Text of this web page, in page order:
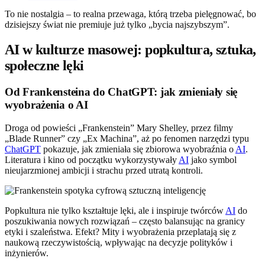
To nie nostalgia – to realna przewaga, którą trzeba pielęgnować, bo
dzisiejszy świat nie premiuje już tylko „bycia najszybszym”.
AI w kulturze masowej: popkultura, sztuka,
społeczne lęki
Od Frankensteina do ChatGPT: jak zmieniały się
wyobrażenia o AI
Droga od powieści „Frankenstein” Mary Shelley, przez filmy
„Blade Runner” czy „Ex Machina”, aż po fenomen narzędzi typu
ChatGPT pokazuje, jak zmieniała się zbiorowa wyobraźnia o AI.
Literatura i kino od początku wykorzystywały AI jako symbol
nieujarzmionej ambicji i strachu przed utratą kontroli.
Popkultura nie tylko kształtuje lęki, ale i inspiruje twórców AI do
poszukiwania nowych rozwiązań – często balansując na granicy
etyki i szaleństwa. Efekt? Mity i wyobrażenia przeplatają się z
naukową rzeczywistością, wpływając na decyzje polityków i
inżynierów.